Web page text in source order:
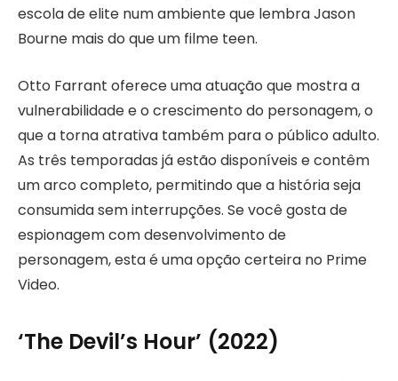
escola de elite num ambiente que lembra Jason
Bourne mais do que um filme teen.
Otto Farrant oferece uma atuação que mostra a
vulnerabilidade e o crescimento do personagem, o
que a torna atrativa também para o público adulto.
As três temporadas já estão disponíveis e contêm
um arco completo, permitindo que a história seja
consumida sem interrupções. Se você gosta de
espionagem com desenvolvimento de
personagem, esta é uma opção certeira no Prime
Video.
‘The Devil’s Hour’ (2022)